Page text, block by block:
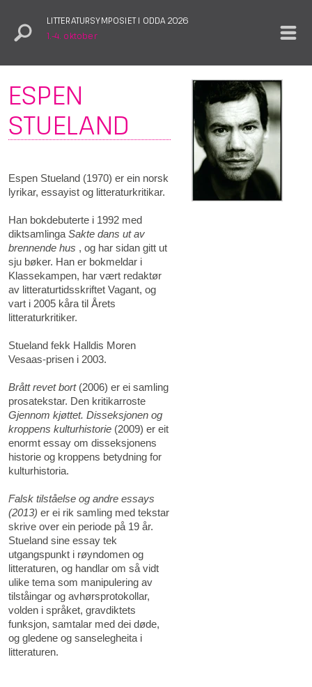
LITTERATURSYMPOSIET I ODDA 2026
1.–4. oktober
ESPEN
STUELAND
Espen Stueland (1970) er ein norsk
lyrikar, essayist og litteraturkritikar.
Han bokdebuterte i 1992 med
diktsamlinga Sakte dans ut av
brennende hus , og har sidan gitt ut
sju bøker. Han er bokmeldar i
Klassekampen, har vært redaktør
av litteraturtidsskriftet Vagant, og
vart i 2005 kåra til Årets
litteraturkritiker.
Stueland fekk Halldis Moren
Vesaas-prisen i 2003.
Brått revet bort (2006) er ei samling
prosatekstar. Den kritikarroste
Gjennom kjøttet. Disseksjonen og
kroppens kulturhistorie (2009) er eit
enormt essay om disseksjonens
historie og kroppens betydning for
kulturhistoria.
Falsk tilståelse og andre essays
(2013) er ei rik samling med tekstar
skrive over ein periode på 19 år.
Stueland sine essay tek
utgangspunkt i røyndomen og
litteraturen, og handlar om så vidt
ulike tema som manipulering av
tilståingar og avhørsprotokollar,
volden i språket, gravdiktets
funksjon, samtalar med dei døde,
og gledene og sanselegheita i
litteraturen.